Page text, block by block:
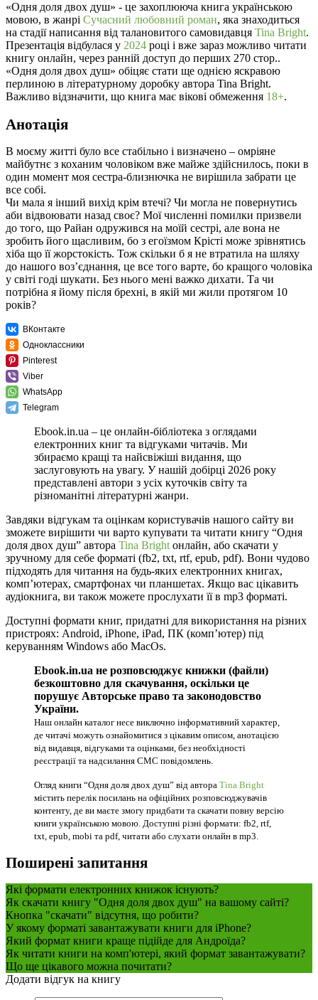
«Одня доля двох душ» - це захоплююча книга українською
мовою, в жанрі Сучасний любовний роман, яка знаходиться
на стадії написання від талановитого самовидавця Tina Bright.
Презентація відбулася у 2024 році і вже зараз можливо читати
книгу онлайн, через ранній доступ до перших 270 стор..
«Одня доля двох душ» обіцяє стати ще однією яскравою
перлиною в літературному доробку автора Tina Bright.
Важливо відзначити, що книга має вікові обмеження 18+.
Анотація
В моєму житті було все стабільно і визначено – омріяне
майбутнє з коханим чоловіком вже майже здійснилось, поки в
один момент моя сестра-близнючка не вирішила забрати це
все собі.
Чи мала я інший вихід крім втечі? Чи могла не повернутись
аби відвоювати назад своє? Мої численні помилки призвели
до того, що Райан одружився на моїй сестрі, але вона не
зробить його щасливим, бо з егоїзмом Крісті може зрівнятись
хіба що її жорстокість. Тож скільки б я не втратила на шляху
до нашого воз’єднання, це все того варте, бо кращого чоловіка
у світі годі шукати. Без нього мені важко дихати. Та чи
потрібна я йому після брехні, в якій ми жили протягом 10
років?
ВКонтакте
Одноклассники
Pinterest
Viber
WhatsApp
Telegram
Ebook.in.ua – це онлайн-бібліотека з оглядами
електронних книг та відгуками читачів. Ми
збираємо кращі та найсвіжіші видання, що
заслуговують на увагу. У нашій добірці 2026 року
представлені автори з усіх куточків світу та
різноманітні літературні жанри.
Завдяки відгукам та оцінкам користувачів нашого сайту ви
зможете вирішити чи варто купувати та читати книгу “Одня
доля двох душ” автора Tina Bright онлайн, або скачати у
зручному для себе форматі (fb2, txt, rtf, epub, pdf). Вони чудово
підходять для читання на будь-яких електронних книгах,
комп’ютерах, смартфонах чи планшетах. Якщо вас цікавить
аудіокнига, ви також можете прослухати її в mp3 форматі.
Доступні формати книг, придатні для використання на різних
пристроях: Android, iPhone, iPad, ПК (комп’ютер) під
керуванням Windows або MacOs.
Ebook.in.ua не розповсюджує книжки (файли)
безкоштовно для скачування, оскільки це
порушує Авторське право та законодовство
України.
Наш онлайн каталог несе виключно інформативний характер,
де читачі можуть ознайомитися з цікавим описом, анотацією
від видавця, відгуками та оцінками, без необхідності
реєстрації та надсилання СМС повідомлень.
Огляд книги “Одня доля двох душ” від автора Tina Bright
містить перелік посилань на офіційних розповсюджувачів
контенту, де ви маєте змогу придбати та скачати повну версію
книги українською мовою. Доступні різні формати: fb2, rtf,
txt, epub, mobi та pdf, читати або слухати онлайн в mp3.
Поширені запитання
Які формати електронних книжок існують?
Як скачати книгу "Одня доля двох душ" на вашому сайті?
Кнопка "скачати" відсутня, що робити?
У якому форматі завантажувати книги для iPhone?
Який формат книги краще підійде для Андроїда?
Як читати книги на комп'ютері, який формат завантажувати?
Що ще цікавого можна почитати?
Додати відгук на книгу